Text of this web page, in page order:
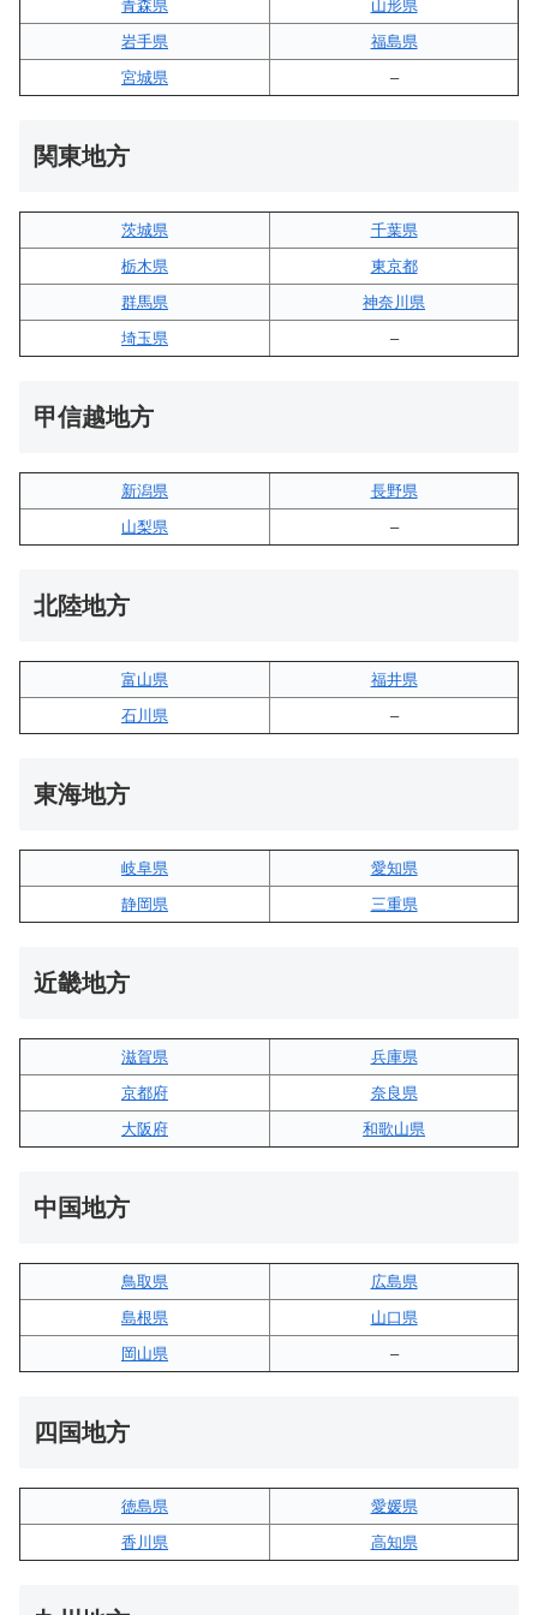
青森県
山形県
岩手県
福島県
宮城県
–
関東地方
茨城県
千葉県
栃木県
東京都
群馬県
神奈川県
埼玉県
–
甲信越地方
新潟県
長野県
山梨県
–
北陸地方
富山県
福井県
石川県
–
東海地方
岐阜県
愛知県
静岡県
三重県
近畿地方
滋賀県
兵庫県
京都府
奈良県
大阪府
和歌山県
中国地方
鳥取県
広島県
島根県
山口県
岡山県
–
四国地方
徳島県
愛媛県
香川県
高知県